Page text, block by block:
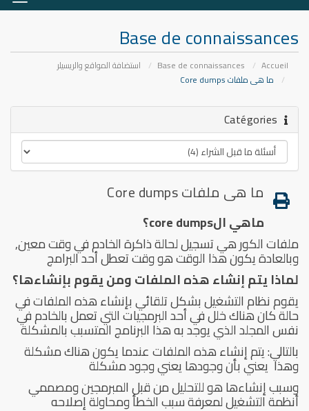
la
Base de connaissances
Accueil
Base de connaissances
استضافة المواقع والريسيلر
ما هى ملفات Core dumps
ما هى ملفات Core dumps
ماهي الcore dumps؟
ملفات الكور هي تسجيل لحالة ذاكرة الخادم في وقت معين,
وبالعادة يكون هذا الوقت هو وقت تعطل أحد البرامج
لماذا يتم إنشاء هذه الملفات ومن يقوم بإنشاءها؟
يقوم نظام التشغيل بشكل تلقائي بإنشاء هذه الملفات في
حالة كان هناك خلل في أحد البرمجيات التي تعمل بالخادم في
نفس المجلد الذي يوجد به هذا البرنامج المتسبب بالمشكلة
بالتالي: يتم إنشاء هذه الملفات عندما يكون هناك مشكلة
وهذا يعني بأن وجودها يعني وجود مشكلة
وسبب إنشاءها هو للتحليل من قبل المبرمجين ومصممي
أنظمة التشغيل لمعرفة سبب الخطأ ومحاولة إصلاحه